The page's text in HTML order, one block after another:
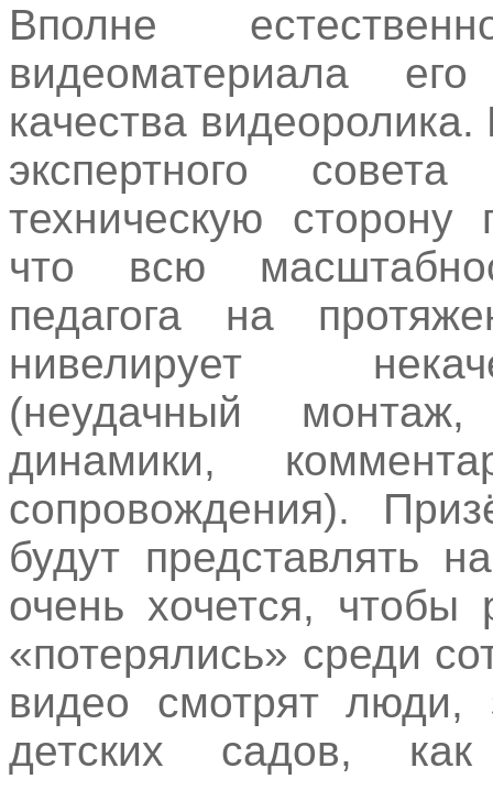
Вполне
видеоматериала
качества
экспертного
техническую
что всю
педагога на
нивелирует
(неудачный
динамики,
сопровождения).
будут представлять
очень хочется, чтобы
«потерялись» среди
видео смотрят люди,
детских садов,